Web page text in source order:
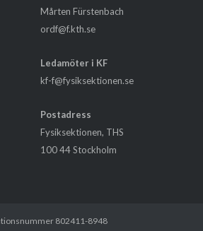
Mårten Fürstenbach
ordf@f.kth.se
Ledamöter i KF
kf-f@fysiksektionen.se
Postadress
Fysiksektionen, THS
100 44 Stockholm
802411-8948